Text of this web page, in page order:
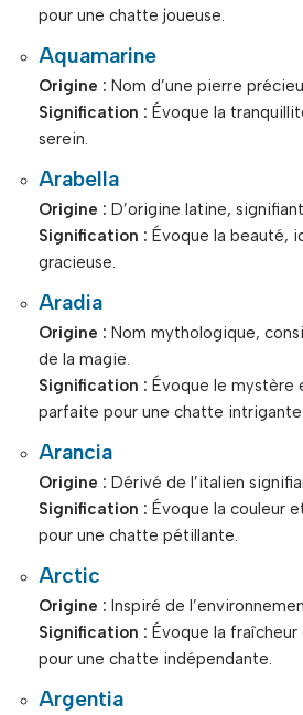
pour une chatte joueuse.
Aquamarine
Origine : Nom d’une pierre
Signification : Évoque la
serein.
Arabella
Origine : D’origine latine,
Signification : Évoque la beauté,
gracieuse.
Aradia
Origine : Nom mythologique,
de la magie.
Signification : Évoque le mystère
parfaite pour une chatte intrigante.
Arancia
Origine : Dérivé de l’italien
Signification : Évoque la couleur
pour une chatte pétillante.
Arctic
Origine : Inspiré de
Signification : Évoque la
pour une chatte indépendante.
Argentia